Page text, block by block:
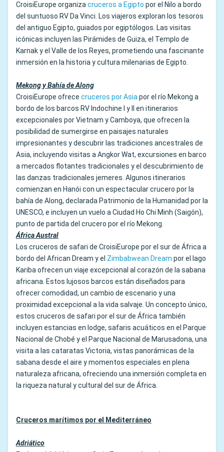
CroisiEurope organizacruceros a Egipto por el Nilo a bordo
del suntuoso RV Da Vinci. Los viajeros exploran los tesoros
del antiguo Egipto, guiados por egiptólogos. Las visitas
icónicas incluyen las Pirámides de Guiza, el Templo de
Karnak y el Valle de los Reyes, prometiendo una fascinante
inmersión en la historia y cultura milenarias de Egipto.
Mekong y Bahía de Along
CroisiEurope ofrece cruceros por Asiapor el río Mekong a
bordo de los barcos RV Indochine I y II en itinerarios
excepcionales por Vietnam y Camboya, que ofrecen la
posibilidad de sumergirse en paisajes naturales
impresionantes y descubrir las tradiciones ancestrales de
Asia, incluyendo visitas a Angkor Wat, excursiones en barco
a mercados flotantes tradicionales y el descubrimiento de
las danzas tradicionales jemeres. Algunos itinerarios
comienzan en Hanói con un espectacular crucero por la
bahía de Along, declarada Patrimonio de la Humanidad por la
UNESCO, e incluyen un vuelo a Ciudad Ho Chi Minh (Saigón),
punto de partida del crucero por el río Mekong.
África Austral
Los cruceros de safari de CroisiEurope por el sur de África a
bordo del African Dream y el Zimbabwean Dream por el lago
Kariba ofrecen un viaje excepcional al corazón de la sabana
africana. Estos lujosos barcos están diseñados para
ofrecer comodidad, un cambio de escenario y una
proximidad excepcional a la vida salvaje. Un concepto único,
estos cruceros de safari por el sur de África también
incluyen estancias en lodge, safaris acuáticos en el Parque
Nacional de Chobé y el Parque Nacional de Marusadona, una
visita a las cataratas Victoria, vistas panorámicas de la
sabana desde el aire y momentos especiales en plena
naturaleza africana, ofreciendo una inmersión completa en
la riqueza natural y cultural del sur de África.
Cruceros marítimos por el Mediterráneo
Adriático